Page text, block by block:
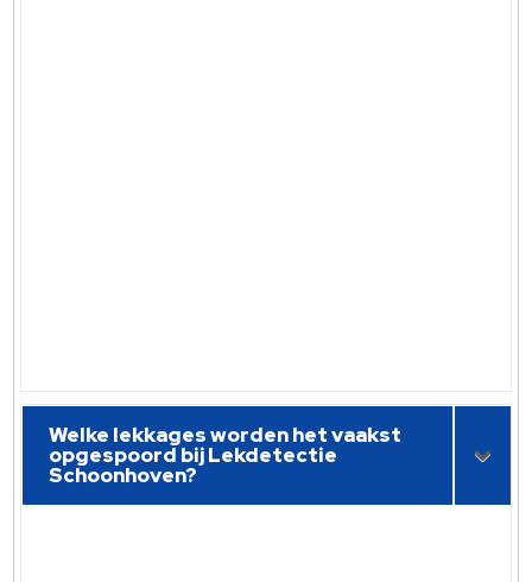
Welke lekkages worden het vaakst
opgespoord bij Lekdetectie
Schoonhoven?